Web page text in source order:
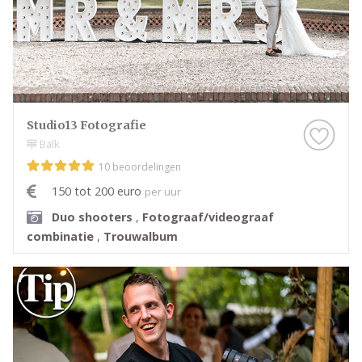
Studio13 Fotografie
Balk
10 beoordelingen
150 tot 200 euro per uur
Duo shooters , Fotograaf/videograaf
combinatie , Trouwalbum